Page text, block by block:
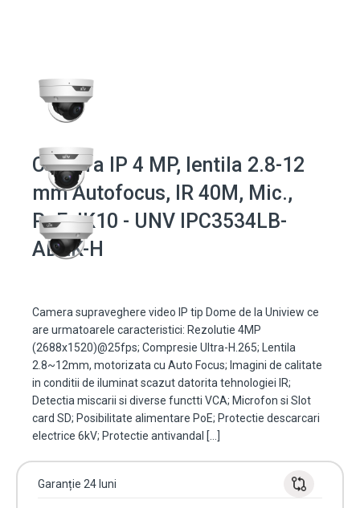
Camera IP 4 MP, lentila 2.8-12
mm Autofocus, IR 40M, Mic.,
PoE, IK10 - UNV IPC3534LB-
ADZK-H
Camera supraveghere video IP tip Dome de la Uniview ce
are urmatoarele caracteristici: Rezolutie 4MP
(2688x1520)@25fps; Compresie Ultra-H.265; Lentila
2.8~12mm, motorizata cu Auto Focus; Imagini de calitate
in conditii de iluminat scazut datorita tehnologiei IR;
Detectia miscarii si diverse functti VCA; Microfon si Slot
card SD; Posibilitate alimentare PoE; Protectie descarcari
electrice 6kV; Protectie antivandal […]
Garanție 24 luni